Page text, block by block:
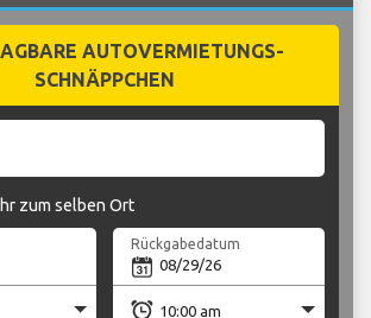
AUTOVERMIETUNGS-
SCHNÄPPCHEN
zum selben Ort
Rückgabedatum